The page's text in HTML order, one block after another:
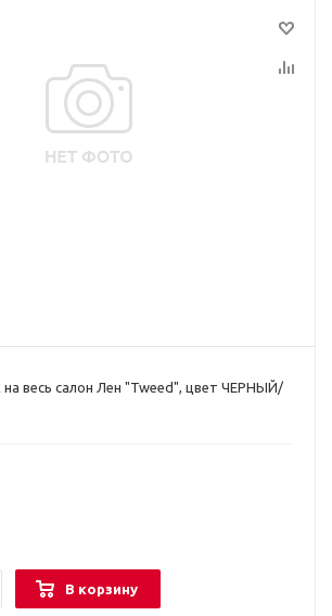
весь салон Лен "Tweed", цвет ЧЕРНЫЙ/
В корзину